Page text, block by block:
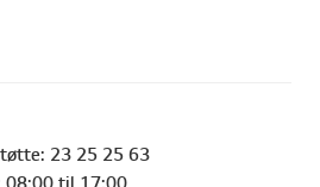
23 25 25 63